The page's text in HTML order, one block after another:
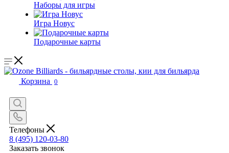
Наборы для игры
Игра Новус
Подарочные карты
Корзина 0
Телефоны
8 (495) 120-03-80
Заказать звонок